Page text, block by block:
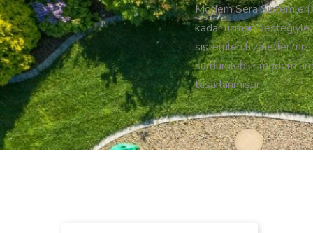
Modern Sera
kadar uzman
sistemleri hizmetlerimiz,
sürdürülebilir modern
tasarlanmıştır.